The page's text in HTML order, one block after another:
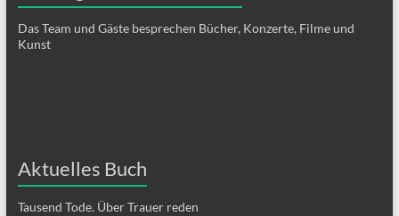
Das Team und Gäste besprechen Bücher, Konzerte, Filme und
Kunst
Aktuelles Buch
Tausend Tode. Über Trauer reden